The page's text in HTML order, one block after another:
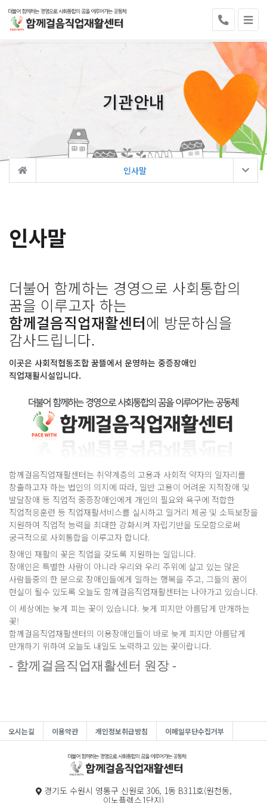
기관안내
인사말
인사말
더불어 함께하는 경영으로 사회통합의
꿈을 이루고자 하는
함께걸음직업재활센터에 방문하심을
감사드립니다.
이곳은 사회적협동조합 꿈뜰에서 운영하는 중증장애인
직업재활시설입니다.
함께걸음직업재활센터는 취약계층의 고용과 사회적 약자의 일자리를
창출하고자 하는 법인의 의지에 따라, 일반 고용이 어려운 지적장애 및
발달장애 등 직업적 중증장애인에게 개인의 필요와 욕구에 적합한
직업적응훈련 등 직업재활서비스를 실시하고 일거리 제공 및 소득보장을
지원하여 직업적 능력을 최대한 강화시켜 자립기반을 도모함으로써
궁극적으로 사회통합을 이루고자 합니다.
장애인 재활의 꽃은 직업을 갖도록 지원하는 일입니다.
장애인은 특별한 사람이 아니라 우리와 우리 주위에 살고 있는 많은
사람들중의 한 분으로 장애인들에게 일하는 행복을 주고, 그들의 꿈이
현실이 될수 있도록 오늘도 함께걸음직업재활센터는 나아가고 있습니다.
이 세상에는 늦게 피는 꽃이 있습니다. 늦게 피지만 아름답게 만개하는
꽃!
함께걸음직업재활센터의 이용장애인들이 바로 늦게 피지만 아름답게
만개하기 위하여 오늘도 내일도 노력하고 있는 꽃이랍니다.
- 함께걸음직업재활센터 원장 -
오시는길 이용약관 개인정보취급방침 이메일무단수집거부
경기도 수원시 영통구 신원로 306, 1동 B311호(원천동,
이노플렉스1단지)